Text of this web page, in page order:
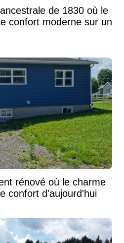
de 1830 où le
confort moderne sur un
rénové où le charme
confort d'aujourd'hui